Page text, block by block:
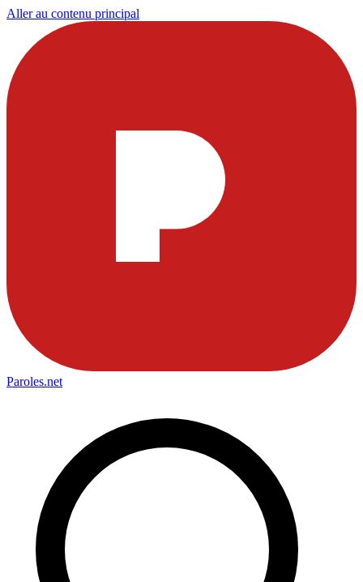
Aller au contenu principal
Paroles.net